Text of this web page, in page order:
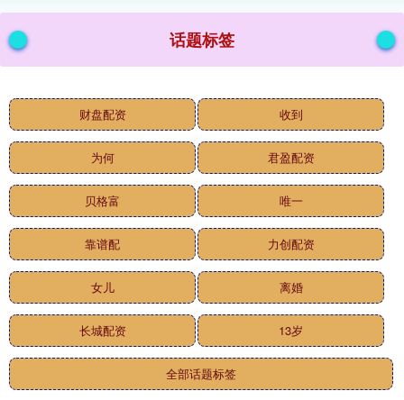
话题标签
财盘配资 收到
为何 君盈配资
贝格富 唯一
靠谱配 力创配资
女儿 离婚
长城配资 13岁
全部话题标签